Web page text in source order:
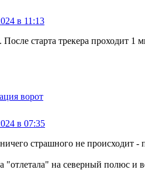
в 11:13
После старта трекера проходит
ворот
в 07:35
страшного не происходит
на северный полюс и